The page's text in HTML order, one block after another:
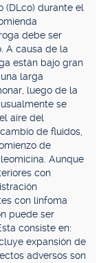
(DLco) durante el
debe ser
A causa de la
están bajo gran
larga
luego de la
se
aire del
de fluidos,
de
Aunque
con
con linfoma
puede ser
consiste en:
expansión de
adversos son